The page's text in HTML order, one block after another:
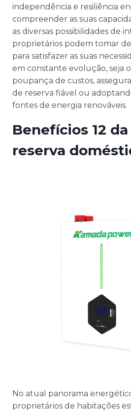
independência e resiliência
compreender as suas
as diversas possibilidades de
proprietários podem tomar
para satisfazer as suas
em constante evolução, seja
poupança de custos,
de reserva fiável ou
fontes de energia renováveis.
Benefícios 12
reserva
No atual panorama
proprietários de habitações